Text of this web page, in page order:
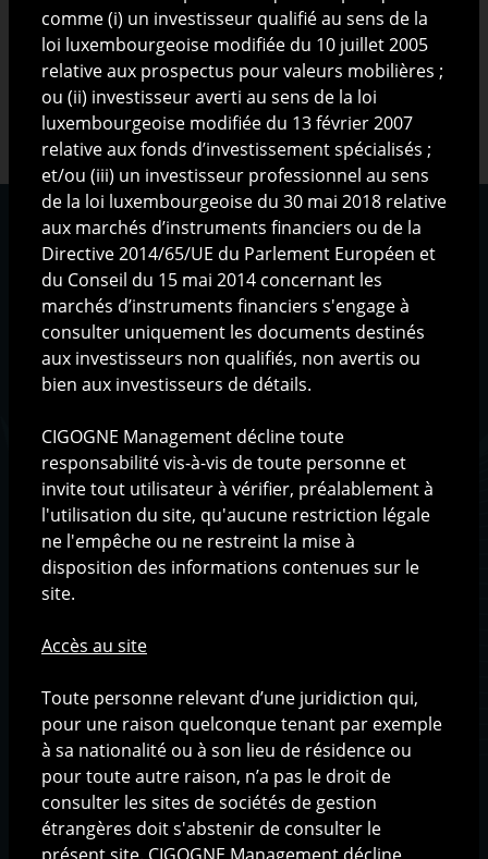
Qui sommes-nous ?
La société
L'équipe
L'organisation
Méthodologie de gestion
La philosophie d'investissement
Le processus d'investissement
Solutions d'investissement
Produits structurés
Base documentaire
Communications
Documentation produits
comme (i) un investisseur qualifié au sens de la
loi luxembourgeoise modifiée du 10 juillet 2005
relative aux prospectus pour valeurs mobilières ;
ou (ii) investisseur averti au sens de la loi
luxembourgeoise modifiée du 13 février 2007
relative aux fonds d’investissement spécialisés ;
et/ou (iii) un investisseur professionnel au sens
de la loi luxembourgeoise du 30 mai 2018 relative
aux marchés d’instruments financiers ou de la
Directive 2014/65/UE du Parlement Européen et
du Conseil du 15 mai 2014 concernant les
marchés d’instruments financiers s'engage à
consulter uniquement les documents destinés
aux investisseurs non qualifiés, non avertis ou
bien aux investisseurs de détails.
CIGOGNE Management décline toute
responsabilité vis-à-vis de toute personne et
invite tout utilisateur à vérifier, préalablement à
l'utilisation du site, qu'aucune restriction légale
ne l'empêche ou ne restreint la mise à
disposition des informations contenues sur le
site.
Accès au site
Toute personne relevant d’une juridiction qui,
pour une raison quelconque tenant par exemple
à sa nationalité ou à son lieu de résidence ou
pour toute autre raison, n’a pas le droit de
consulter les sites de sociétés de gestion
étrangères doit s'abstenir de consulter le
présent site. CIGOGNE Management décline